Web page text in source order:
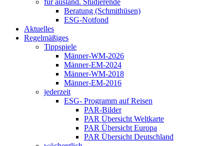
Beratung (Schmithüsen)
ESG-Notfond
Aktuelles
Regelmäßiges
Tippspiele
Männer-WM-2026
Männer-EM-2024
Männer-WM-2018
Männer-EM-2016
jederzeit
ESG- Programm auf Reisen
PAR-Bilder
PAR Übersicht Weltkarte
PAR Übersicht Europa
PAR Übersicht Deutschland